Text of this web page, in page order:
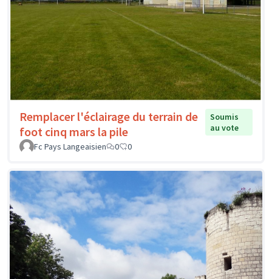
Remplacer l'éclairage du terrain de
foot cinq mars la pile
Soumis
au vote
Fc Pays Langeaisien
0 0